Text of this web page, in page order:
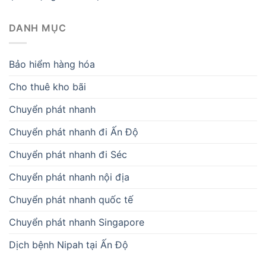
Chuyển phát nhanh đi Séc
Chuyển phát nhanh nội địa
Chuyển phát nhanh quốc tế
Chuyển phát nhanh Singapore
Dịch bệnh Nipah tại Ấn Độ
Dịch vụ gửi bánh bột lọc sống Huế đi Ấn Độ nhanh
chóng
Dịch vụ gửi trái cây sấy đi Ấn Độ
Dịch vụ khác
Dịch vụ vận chuyển bánh ép khô từ Huế đi Ấn Độ
Dịch vụ vận chuyển bánh in từ Huế đi Ấn Độ giá rẻ